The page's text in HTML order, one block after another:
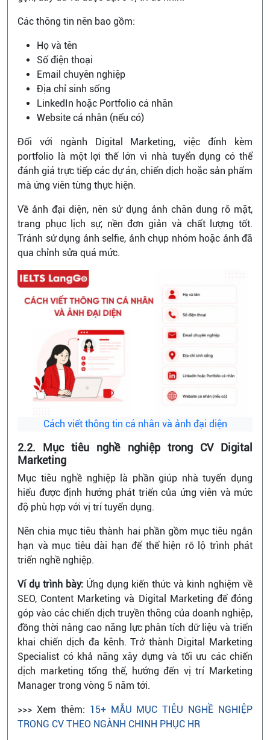
Các thông tin nên bao gồm:
Họ và tên
Số điện thoại
Email chuyên nghiệp
Địa chỉ sinh sống
LinkedIn hoặc Portfolio cá nhân
Website cá nhân (nếu có)
Đối với ngành Digital Marketing, việc đính kèm
portfolio là một lợi thế lớn vì nhà tuyển dụng có thể
đánh giá trực tiếp các dự án, chiến dịch hoặc sản phẩm
mà ứng viên từng thực hiện.
Về ảnh đại diện, nên sử dụng ảnh chân dung rõ mặt,
trang phục lịch sự, nền đơn giản và chất lượng tốt.
Tránh sử dụng ảnh selfie, ảnh chụp nhóm hoặc ảnh đã
qua chỉnh sửa quá mức.
Cách viết thông tin cá nhân và ảnh đại diện
2.2. Mục tiêu nghề nghiệp trong CV Digital
Marketing
Mục tiêu nghề nghiệp là phần giúp nhà tuyển dụng
hiểu được định hướng phát triển của ứng viên và mức
độ phù hợp với vị trí tuyển dụng.
Nên chia mục tiêu thành hai phần gồm mục tiêu ngắn
hạn và mục tiêu dài hạn để thể hiện rõ lộ trình phát
triển nghề nghiệp.
Ví dụ trình bày: Ứng dụng kiến thức và kinh nghiệm về
SEO, Content Marketing và Digital Marketing để đóng
góp vào các chiến dịch truyền thông của doanh nghiệp,
đồng thời nâng cao năng lực phân tích dữ liệu và triển
khai chiến dịch đa kênh. Trở thành Digital Marketing
Specialist có khả năng xây dựng và tối ưu các chiến
dịch marketing tổng thể, hướng đến vị trí Marketing
Manager trong vòng 5 năm tới.
>>> Xem thêm: 15+ MẪU MỤC TIÊU NGHỀ NGHIỆP
TRONG CV THEO NGÀNH CHINH PHỤC HR